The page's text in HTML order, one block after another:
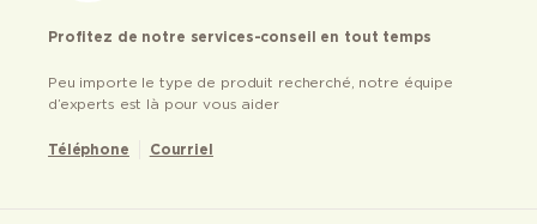
Profitez de notre services-conseil en tout temps
Peu importe le type de produit recherché, notre équipe
d’experts est là pour vous aider
Téléphone Courriel